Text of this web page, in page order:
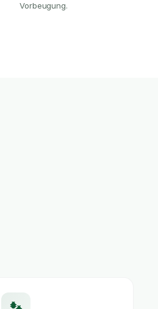
Vorbeugung.